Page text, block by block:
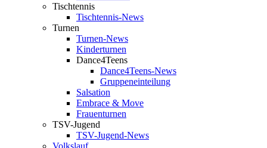
Tischtennis
Tischtennis-News
Turnen
Turnen-News
Kinderturnen
Dance4Teens
Dance4Teens-News
Gruppeneinteilung
Salsation
Embrace & Move
Frauenturnen
TSV-Jugend
TSV-Jugend-News
Volkslauf